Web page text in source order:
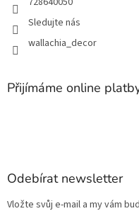
Sledujte nás
wallachia_decor
Přijímáme online
Odebírat newsletter
Vložte svůj e-mail a my vám